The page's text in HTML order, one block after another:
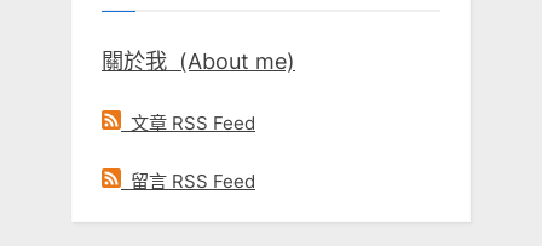
關於我 (About me)
文章 RSS Feed
留言 RSS Feed